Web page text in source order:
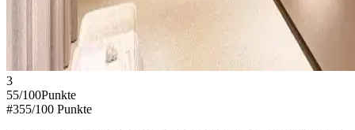
3
55/100Punkte
#355/100 Punkte